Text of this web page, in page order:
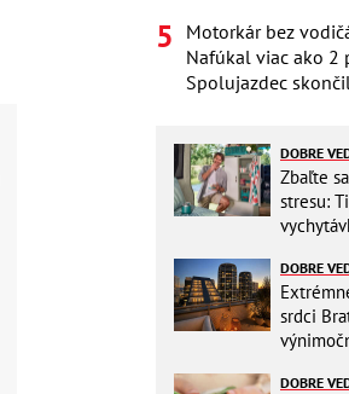
Motorkár bez
Nafúkal viac ako 2
Spolujazdec
DOBRE
Zbaľte
stresu:
DOBRE
srdci
DOBRE